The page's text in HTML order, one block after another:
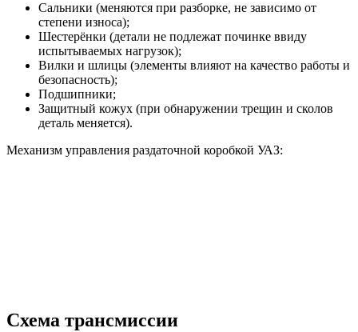
Сальники (меняются при разборке, не зависимо от
степени износа);
Шестерёнки (детали не подлежат починке ввиду
испытываемых нагрузок);
Вилки и шлицы (элементы влияют на качество работы и
безопасность);
Подшипники;
Защитный кожух (при обнаружении трещин и сколов
деталь меняется).
Механизм управления раздаточной коробкой УАЗ:
Схема трансмиссии